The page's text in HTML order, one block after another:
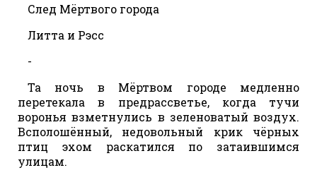
След Мёртвого города
Литта и Рэсс
-
Та ночь в Мёртвом городе медленно
перетекала в предрассветье, когда тучи
воронья взметнулись в зеленоватый воздух.
Всполошённый, недовольный крик чёрных
птиц эхом раскатился по затаившимся
улицам.